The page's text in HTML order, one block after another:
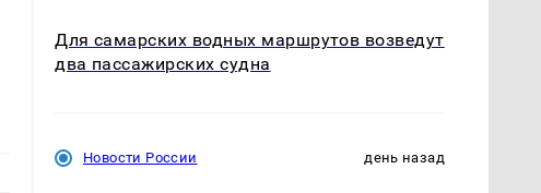
Для самарских водных маршрутов возведут
два пассажирских судна
Новости России день назад